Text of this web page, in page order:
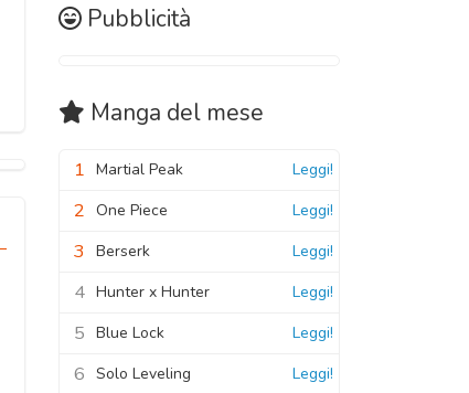
Pubblicità
Manga del mese
1 Martial Peak Leggi!
2 One Piece Leggi!
3 Berserk Leggi!
4 Hunter x Hunter Leggi!
5 Blue Lock Leggi!
6 Solo Leveling Leggi!